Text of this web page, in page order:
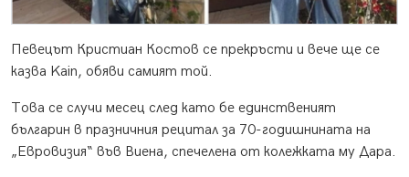
Певецът Кристиан Костов се прекръсти и вече ще се
казва Kain, обяви самият той.
Това се случи месец след като бе единственият
българин в празничния рецитал за 70-годишнината на
„Евровизия“ във Виена, спечелена от колежката му Дара.